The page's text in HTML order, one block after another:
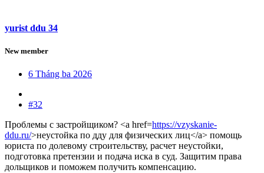
yurist ddu 34
New member
6 Tháng ba 2026
#32
Проблемы с застройщиком? <a href=https://vzyskanie-
ddu.ru/>неустойка по дду для физических лиц</a> помощь
юриста по долевому строительству, расчет неустойки,
подготовка претензии и подача иска в суд. Защитим права
дольщиков и поможем получить компенсацию.